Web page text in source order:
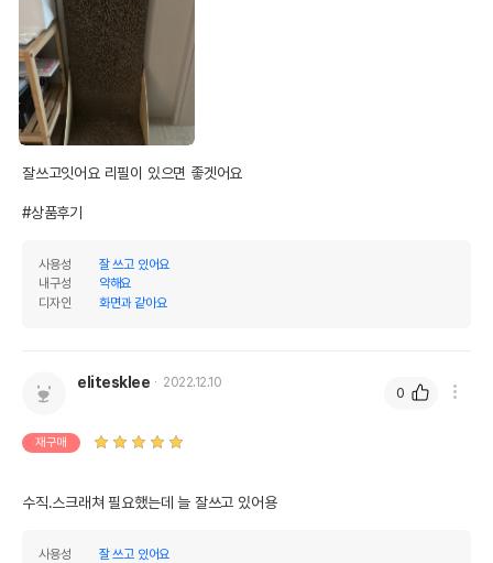
잘쓰고잇어요 리필이 있으면 좋겟어요
#상품후기
사용성
잘 쓰고 있어요
내구성
약해요
디자인
화면과 같아요
elitesklee 2022.12.10
재구매
수직.스크래쳐 필요했는데 늘 잘쓰고 있어용
사용성
잘 쓰고 있어요
0